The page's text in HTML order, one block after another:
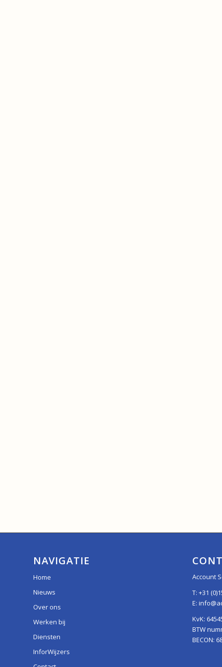
NAVIGATIE
Home
Nieuws
Over ons
Werken bij
Diensten
InforWijzers
Account
T: +31
E:
KvK:
BTW
BECON: